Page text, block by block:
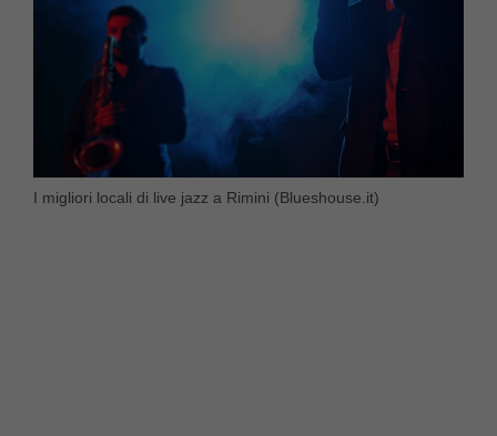
I migliori locali di live jazz a Rimini (Blueshouse.it)